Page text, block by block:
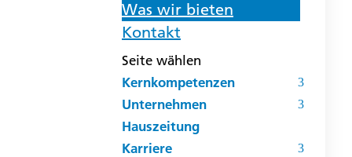
Was wir bieten
Kontakt
Seite wählen
Kernkompetenzen
Unternehmen
Hauszeitung
Karriere